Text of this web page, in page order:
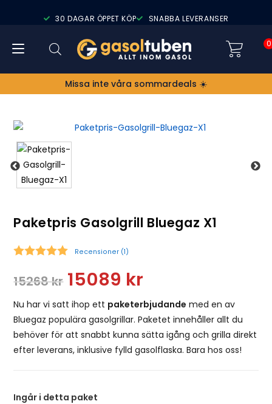
30 DAGAR ÖPPET KÖP SNABBA LEVERANSER
0
Missa inte våra sommardeals ☀️
Paketpris Gasolgrill Bluegaz X1
Recensioner (1)
15268kr 15089 kr
Nu har vi satt ihop ett paketerbjudande med en av
Bluegaz populära gasolgrillar. Paketet innehåller allt du
behöver för att snabbt kunna sätta igång och grilla direkt
efter leverans, inklusive fylld gasolflaska. Bara hos oss!
Ingår i detta paket